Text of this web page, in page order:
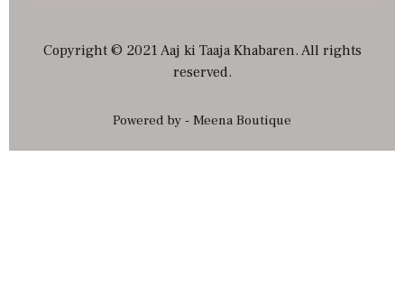
Copyright © 2021 Aaj ki Taaja Khabaren. All rights
reserved.
Powered by - Meena Boutique